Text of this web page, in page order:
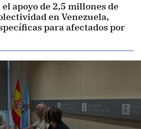
apoyo de 2,5 millones de
en Venezuela,
para afectados por